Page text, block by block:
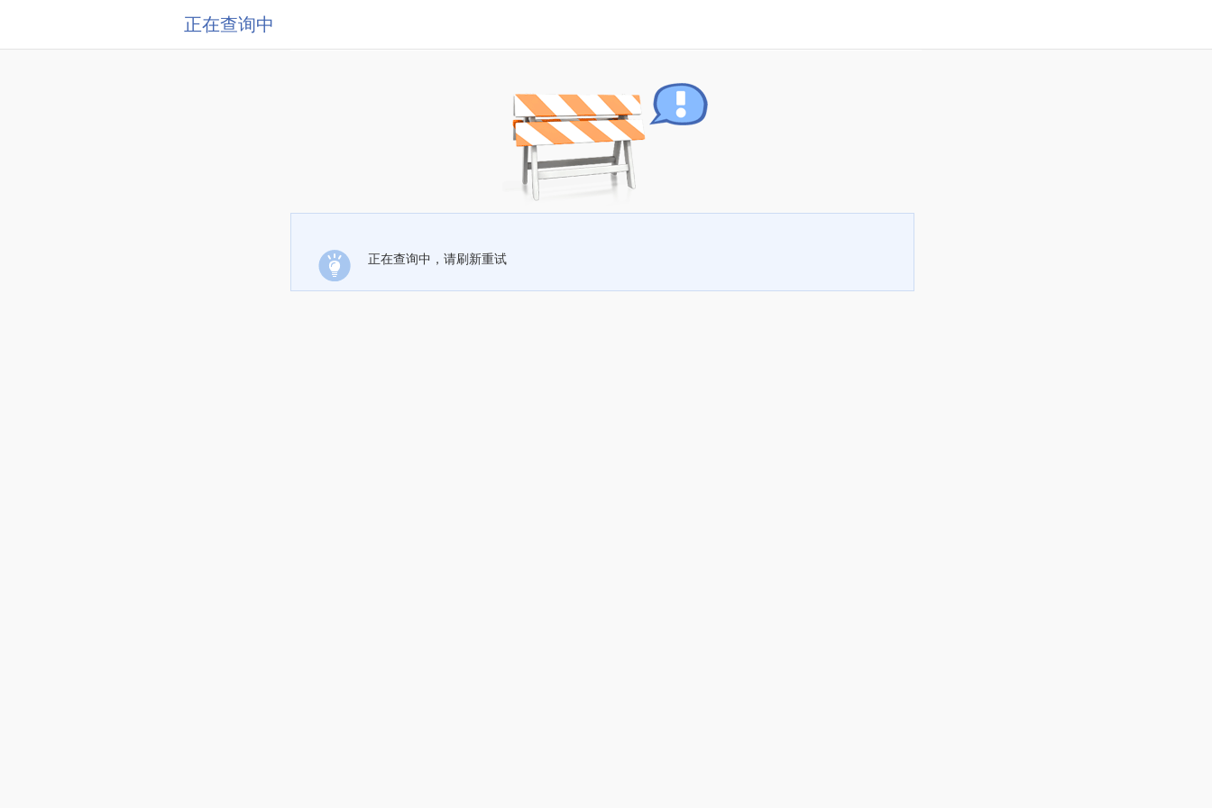
正在查询中
正在查询中，请刷新重试